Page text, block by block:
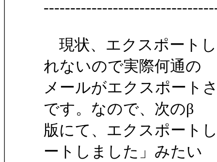
現状、エクスポート
れないので実際何通の
メールがエクスポート
です。なので、次のβ
版にて、エクスポート
ートしました」みたい